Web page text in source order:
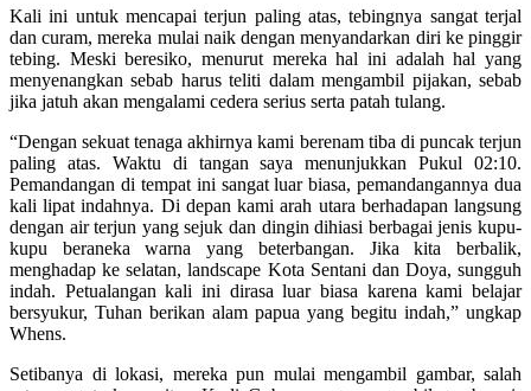
Kali ini untuk mencapai terjun paling atas, tebingnya sangat terjal
dan curam, mereka mulai naik dengan menyandarkan diri ke pinggir
tebing. Meski beresiko, menurut mereka hal ini adalah hal yang
menyenangkan sebab harus teliti dalam mengambil pijakan, sebab
jika jatuh akan mengalami cedera serius serta patah tulang.
“Dengan sekuat tenaga akhirnya kami berenam tiba di puncak terjun
paling atas. Waktu di tangan saya menunjukkan Pukul 02:10.
Pemandangan di tempat ini sangat luar biasa, pemandangannya dua
kali lipat indahnya. Di depan kami arah utara berhadapan langsung
dengan air terjun yang sejuk dan dingin dihiasi berbagai jenis kupu-
kupu beraneka warna yang beterbangan. Jika kita berbalik,
menghadap ke selatan, landscape Kota Sentani dan Doya, sungguh
indah. Petualangan kali ini dirasa luar biasa karena kami belajar
bersyukur, Tuhan berikan alam papua yang begitu indah,” ungkap
Whens.
Setibanya di lokasi, mereka pun mulai mengambil gambar, salah